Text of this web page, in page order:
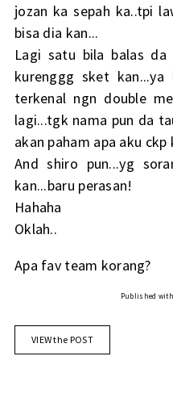
jozan ka sepah ka..tpi
bisa dia kan...
Lagi satu bila balas
kurenggg sket
terkenal ngn double
lagi...tgk nama pun da
akan paham apa aku ckp
And shiro pun...yg
kan...baru perasan!
Hahaha
Oklah..
Apa fav team korang?
Published with
VIEW the POST